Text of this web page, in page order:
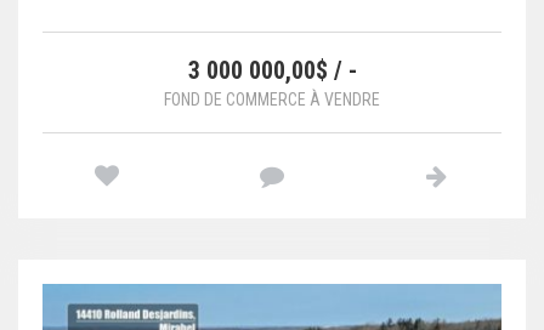
3 000 000,00$ / -
FOND DE COMMERCE À VENDRE